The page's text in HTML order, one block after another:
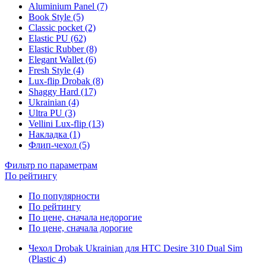
Aluminium Panel (7)
Book Style (5)
Classic pocket (2)
Elastic PU (62)
Elastic Rubber (8)
Elegant Wallet (6)
Fresh Style (4)
Lux-flip Drobak (8)
Shaggy Hard (17)
Ukrainian (4)
Ultra PU (3)
Vellini Lux-flip (13)
Накладка (1)
Флип-чехол (5)
Фильтр по параметрам
По рейтингу
По популярности
По рейтингу
По цене, сначала недорогие
По цене, сначала дорогие
Чехол Drobak Ukrainian для HTC Desire 310 Dual Sim
(Plastic 4)